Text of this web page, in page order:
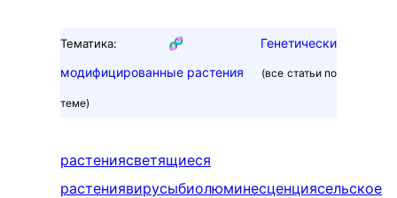
Тематика: 🧬
Генетически
модифицированные растения
(все статьи по
теме)
растениясветящиеся
растениявирусыбиолюминесценциясельское